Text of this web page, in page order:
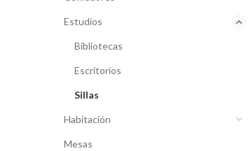
Estudios
Bibliotecas
Escritorios
Sillas
Habitación
Mesas